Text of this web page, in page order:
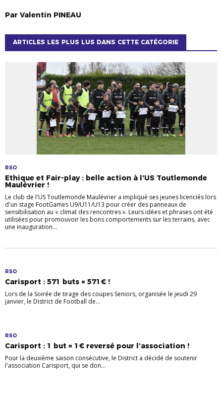
Par Valentin PINEAU
ARTICLES LES PLUS LUS DANS CETTE CATÉGORIE
RSO
Ethique et Fair-play : belle action à l’US Toutlemonde
Maulévrier !
Le club de l'US Toutlemonde Maulévrier a impliqué ses jeunes licenciés lors
d'un stage FootGames U9/U11/U13 pour créer des panneaux de
sensibilisation au « climat des rencontres ». Leurs idées et phrases ont été
utilisées pour promouvoir les bons comportements sur les terrains, avec
une inauguration...
RSO
Carisport : 571 buts = 571€ !
Lors de la Soirée de tirage des coupes Seniors, organisée le jeudi 29
janvier, le District de Football de...
RSO
Carisport : 1 but = 1€ reversé pour l’association !
Pour la deuxième saison consécutive, le District a décidé de soutenir
l'association Carisport, qui se don...